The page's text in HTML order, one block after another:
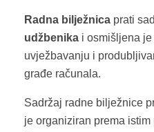
Radna bilježnica prati
udžbenika i osmišljena
uvježbavanju i
građe računala.
Sadržaj radne bilježnice
je organiziran prema